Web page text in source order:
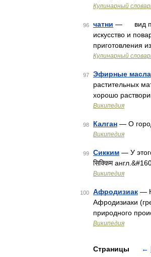
Кулинарный
96 чатни — вид
искусство и
приготовления
Кулинарный
97 Эфирные масла
растительных
хорошо
Википедия
98 Калган — О
Википедия
99 Сикким — У
सिक्किम
Википедия
100 Афродизиак —
Афродизиаки
природного
Википедия
Страницы ←